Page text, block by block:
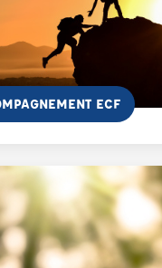
ECF